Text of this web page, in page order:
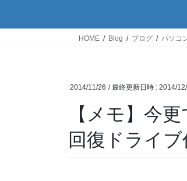
HOME Blog ブログ パソコ
2014/11/26 / 最終更新日時 : 2014/
【メモ】今
回復ドライブ